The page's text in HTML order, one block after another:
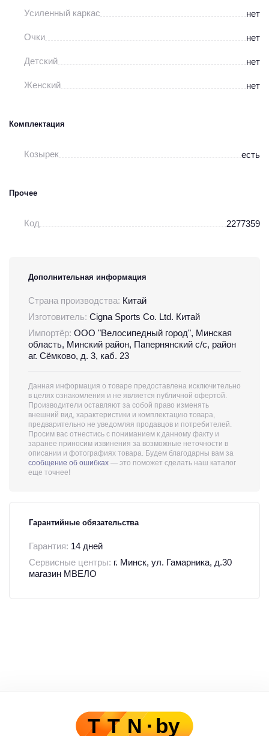
Усиленный каркас нет
Очки нет
Детский нет
Женский нет
Комплектация
Козырек есть
Прочее
Код 2277359
Дополнительная информация
Страна производства: Китай
Изготовитель: Cigna Sports Co. Ltd. Китай
Импортёр: ООО "Велосипедный город", Минская
область, Минский район, Папернянский с/с, район
аг. Сёмково, д. 3, каб. 23
Данная информация о товаре предоставлена исключительно
в целях ознакомления и не является публичной офертой.
Производители оставляют за собой право изменять
внешний вид, характеристики и комплектацию товара,
предварительно не уведомляя продавцов и потребителей.
Просим вас отнестись с пониманием к данному факту и
заранее приносим извинения за возможные неточности в
описании и фотографиях товара. Будем благодарны вам за
сообщение об ошибках — это поможет сделать наш каталог
еще точнее!
Гарантийные обязательства
Гарантия: 14 дней
Сервисные центры: г. Минск, ул. Гамарника, д.30
магазин МВЕЛО